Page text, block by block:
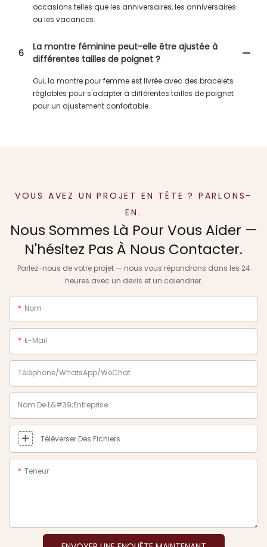
occasions telles que les anniversaires, les anniversaires
ou les vacances.
6
La montre féminine peut-elle être ajustée à
différentes tailles de poignet ?
Oui, la montre pour femme est livrée avec des bracelets
réglables pour s'adapter à différentes tailles de poignet
pour un ajustement confortable.
VOUS AVEZ UN PROJET EN TÊTE ? PARLONS-
EN.
Nous Sommes Là Pour Vous Aider —
N'hésitez Pas À Nous Contacter.
Parlez-nous de votre projet — nous vous répondrons dans les 24
heures avec un devis et un calendrier.
Nom
E-Mail
Téléphone/WhatsApp/WeChat
Nom De L&#39;entreprise
Téléverser Des Fichiers
Teneur